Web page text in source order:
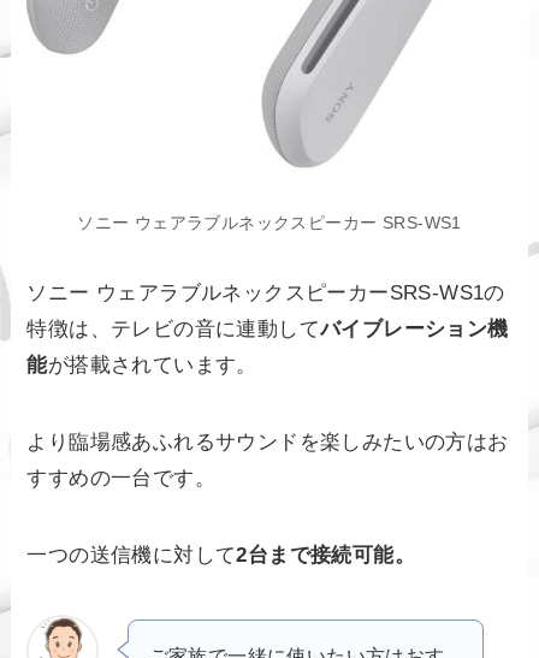
ソニー ウェアラブルネックスピーカー SRS-WS1
ソニー ウェアラブルネックスピーカーSRS-WS1の
特徴は、テレビの音に連動してバイブレーション機
能が搭載されています。
より臨場感あふれるサウンドを楽しみたいの方はお
すすめの一台です。
一つの送信機に対して2台まで接続可能。